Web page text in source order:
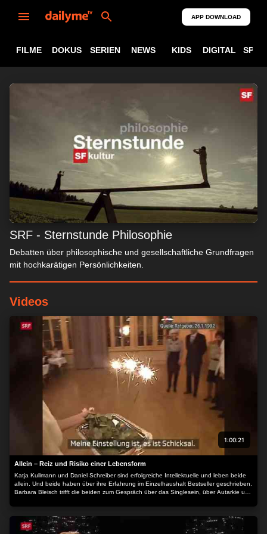
APP DOWNLOAD
FILME DOKUS SERIEN NEWS KIDS DIGITAL
SRF - Sternstunde Philosophie
Debatten über philosophische und gesellschaftliche Grundfragen
mit hochkarätigen Persönlichkeiten.
Videos
1:00:21
Allein – Reiz und Risiko einer Lebensform
Katja Kullmann und Daniel Schreiber sind erfolgreiche Intellektuelle und leben beide
allein. Und beide haben über ihre Erfahrung im Einzelhaushalt Bestseller geschrieben.
Barbara Bleisch trifft die beiden zum Gespräch über das Singlesein, über Autarkie und
ziemlich grosse Minderheit, die mit Vorurteilen zu kämpfen hat; vor allem die Single-
Frauen. Trotz aller Fortschritte gilt für viele noch immer das Ideal der klassischen
Paarbeziehung. Sie wird als Norm definiert und setzt damit alle, die dieser nicht